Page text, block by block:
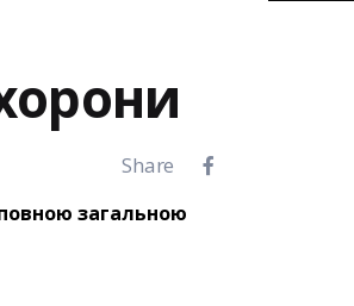
Share
повною загальною